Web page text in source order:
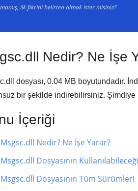
ilk fikrini belirten olmak ister misiniz?
Nedir? Ne İşe
dosyası, 0.04 MB boyutundadır.
bir şekilde indirebilirsiniz. Şimdiye
İçeriği
Msgsc.dll Nedir? Ne İşe Yarar?
Msgsc.dll Dosyasının
Msgsc.dll Dosyasının Tüm Sürümleri